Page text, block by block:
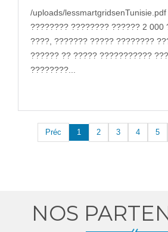
/uploads/
???????? ???????? ?????? 2 000
????, ??????? ????? ????????
?????? ?? ????? ???????????
????????...
Préc 1 2 3 4 5
NOS